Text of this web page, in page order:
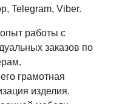
Telegram, Viber.
работы с
заказов по
грамотная
изделия.